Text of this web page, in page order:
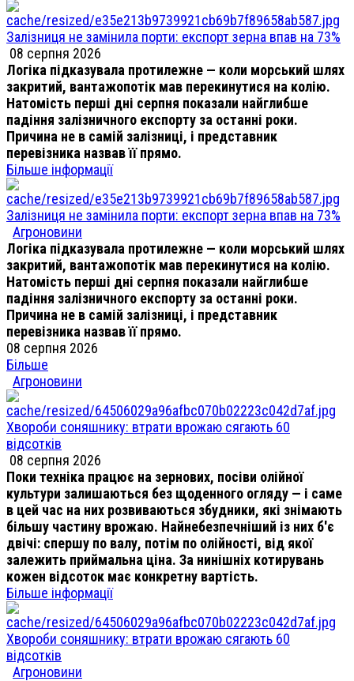
Залізниця не замінила порти: експорт зерна впав на 73%
08 серпня 2026
Логіка підказувала протилежне — коли морський шлях
закритий, вантажопотік мав перекинутися на колію.
Натомість перші дні серпня показали найглибше
падіння залізничного експорту за останні роки.
Причина не в самій залізниці, і представник
перевізника назвав її прямо.
Більше інформації
Залізниця не замінила порти: експорт зерна впав на 73%
Агроновини
Логіка підказувала протилежне — коли морський шлях
закритий, вантажопотік мав перекинутися на колію.
Натомість перші дні серпня показали найглибше
падіння залізничного експорту за останні роки.
Причина не в самій залізниці, і представник
перевізника назвав її прямо.
08 серпня 2026
Більше
Агроновини
Хвороби соняшнику: втрати врожаю сягають 60
відсотків
08 серпня 2026
Поки техніка працює на зернових, посіви олійної
культури залишаються без щоденного огляду — і саме
в цей час на них розвиваються збудники, які знімають
більшу частину врожаю. Найнебезпечніший із них б'є
двічі: спершу по валу, потім по олійності, від якої
залежить приймальна ціна. За нинішніх котирувань
кожен відсоток має конкретну вартість.
Більше інформації
Хвороби соняшнику: втрати врожаю сягають 60
відсотків
Агроновини